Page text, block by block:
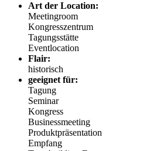
Art der Location:
Meetingroom
Kongresszentrum
Tagungsstätte
Eventlocation
Flair:
historisch
geeignet für:
Tagung
Seminar
Kongress
Businessmeeting
Produktpräsentation
Empfang